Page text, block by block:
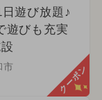
遊び放題♪
遊びも充実
市 クーポン